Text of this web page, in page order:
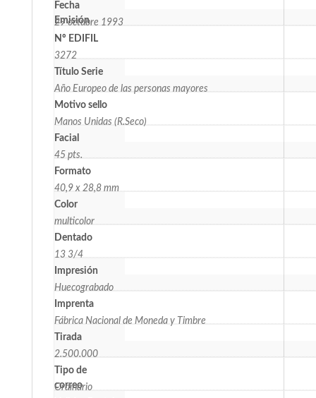
Fecha
Emisión
29 octubre 1993
Nº EDIFIL
3272
Título Serie
Año Europeo de las personas mayores
Motivo sello
Manos Unidas (R.Seco)
Facial
45 pts.
Formato
40,9 x 28,8 mm
Color
multicolor
Dentado
13 3/4
Impresión
Huecograbado
Imprenta
Fábrica Nacional de Moneda y Timbre
Tirada
2.500.000
Tipo de
correo
Ordinario